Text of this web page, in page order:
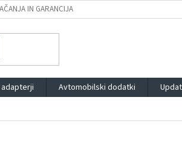
IN GARANCIJA
Avtomobilski dodatki